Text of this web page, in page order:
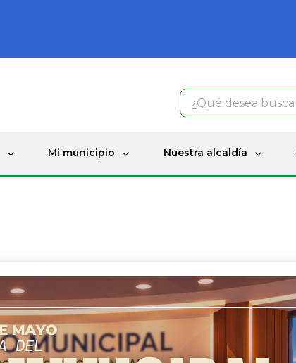
Mi municipio Nuestra alcaldía